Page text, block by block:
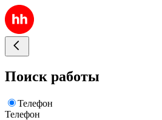
Поиск работы
Телефон
Телефон